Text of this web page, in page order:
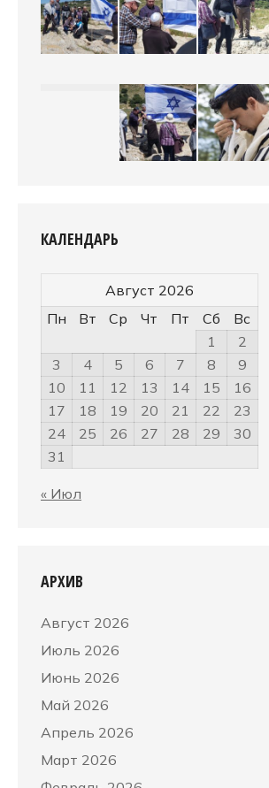
КАЛЕНДАРЬ
Август 2026
Пн
Вт Ср Чт Пт Сб
Вс
1
2
3
4 5 6 7 8
9
10
11 12 13 14 15
16
17
18 19 20 21 22
23
24
25 26 27 28 29
30
31
« Июл
АРХИВ
Август 2026
Июль 2026
Июнь 2026
Май 2026
Апрель 2026
Март 2026